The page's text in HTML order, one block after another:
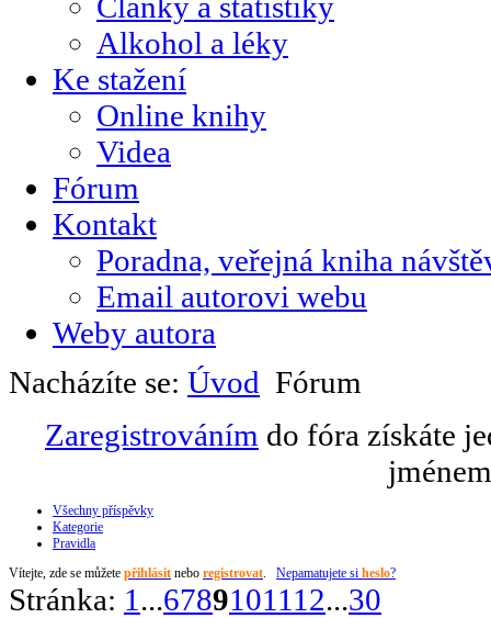
Alkohol a léky
Ke stažení
Online knihy
Videa
Fórum
Kontakt
Poradna, veřejná kniha
Email autorovi webu
Weby autora
Nacházíte se: Úvod Fórum
Zaregistrováním do fóra získáte
Všechny příspěvky
Kategorie
Pravidla
Vítejte, zde se můžete přihlásit nebo registrovat. Nepamatujete si heslo?
Stránka: 1 ...67891011 12...30